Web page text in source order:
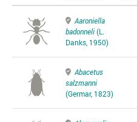
Aaroniella
badonneli(L.
Danks, 1950)
Abacetus
salzmanni
(Germar, 1823)